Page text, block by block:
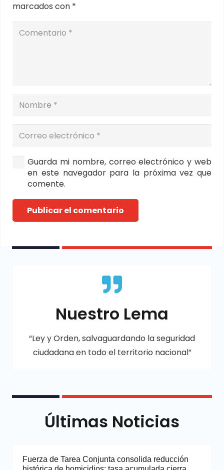
marcados con *
Guarda mi nombre, correo electrónico y web
en este navegador para la próxima vez que
comente.
Publicar el comentario
Nuestro Lema
“Ley y Orden, salvaguardando la seguridad
ciudadana en todo el territorio nacional”
Últimas Noticias
Fuerza de Tarea Conjunta consolida reducción